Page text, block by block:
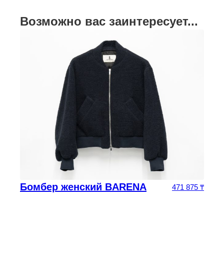
Возможно вас заинтересует...
цена составляла 293 750 ₸.
Бомбер женский BARENA 471 875 ₸